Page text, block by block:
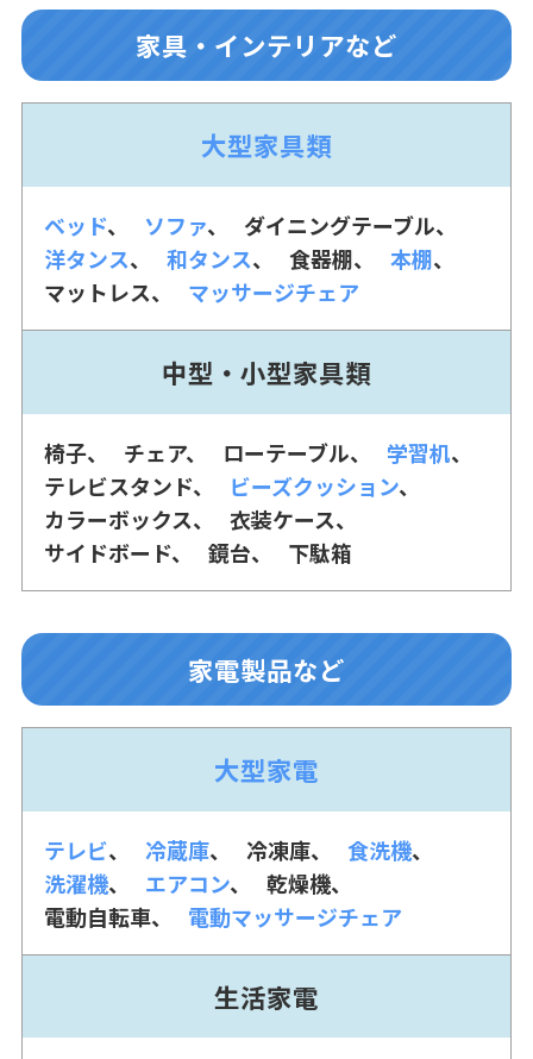
家具・インテリアなど
大型家具類
ベッド ソファ
ダイニングテーブル
洋タンス
和タンス 食器棚
本棚
マットレス
マッサージチェア
中型・小型家具類
椅子 チェア ローテーブル
学習机
テレビスタンド
ビーズクッション
カラーボックス
衣装ケース
サイドボード
鏡台 下駄箱
家電製品など
大型家電
テレビ 冷蔵庫 冷凍庫
食洗機
洗濯機
エアコン
乾燥機
電動自転車
電動マッサージチェア
生活家電